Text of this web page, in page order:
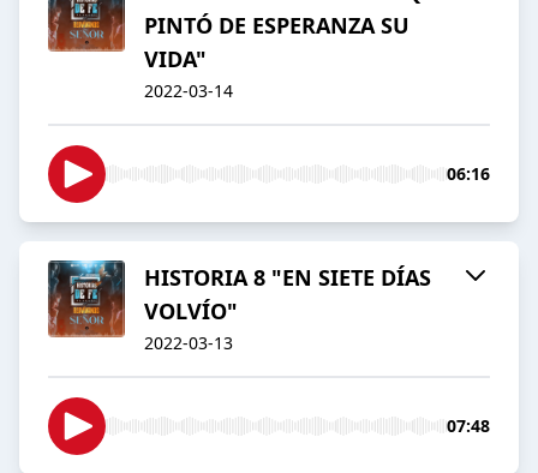
PINTÓ DE ESPERANZA SU
VIDA"
2022-03-14
06:16
HISTORIA 8 "EN SIETE DÍAS
VOLVÍO"
2022-03-13
07:48